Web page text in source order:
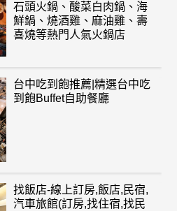
石頭火鍋、酸菜白肉鍋、海
鮮鍋、燒酒雞、麻油雞、壽
喜燒等熱門人氣火鍋店
台中吃到飽推薦|精選台中吃
到飽Buffet自助餐廳
找飯店-線上訂房,飯店,民宿,
汽車旅館(訂房,找住宿,找民